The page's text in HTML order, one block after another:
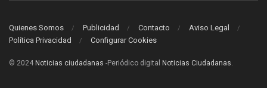
Quienes Somos Publicidad Contacto
Aviso Legal
Política Privacidad
Configurar Cookies
© 2024 Noticias ciudadanas -Periódico digital Noticias Ciudadanas